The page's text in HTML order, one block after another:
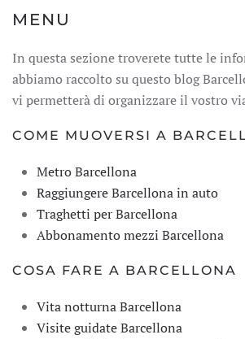
MENU
In questa sezione troverete tutte le
abbiamo raccolto su questo blog
vi permetterà di organizzare il vostro
COME MUOVERSI A
Metro Barcellona
Raggiungere Barcellona in auto
Traghetti per Barcellona
Abbonamento mezzi Barcellona
COSA FARE A BARCELLONA
Vita notturna Barcellona
Visite guidate Barcellona